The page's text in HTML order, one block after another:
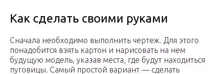
Как сделать своими руками
Сначала необходимо выполнить чертеж. Для этого
понадобится взять картон и нарисовать на нем
будущую модель, указав места, где будут находиться
пуговицы. Самый простой вариант — сделать